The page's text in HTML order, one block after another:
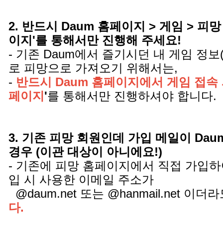
2. 반드시 Daum 홈페이지 > 게임 > 피
이지'를 통해서만 진행해 주세요!
- 기존 Daum에서 즐기시던 내 게임 정
로 피망으로 가져오기 위해서는,
- 반드시 Daum 홈페이지에서 게임 접
페이지 '를 통해서만 진행하셔야 합니다.
3. 기존 피망 회원인데 가입 메일이
경우 (이관 대상이 아니에요!)
- 기존에 피망 홈페이지에서 직접 가입
입 시 사용한 이메일 주소가
@daum.net 또는 @hanmail.net 이더
다.